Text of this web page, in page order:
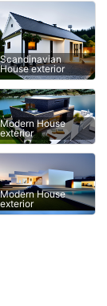
Scandinavian
House exterior
Modern House
exterior
Modern House
exterior